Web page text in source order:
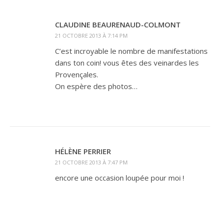
CLAUDINE BEAURENAUD-COLMONT
21 OCTOBRE 2013 À 7:14 PM
C’est incroyable le nombre de manifestations
dans ton coin! vous êtes des veinardes les
Provençales.
On espère des photos…
HÉLÈNE PERRIER
21 OCTOBRE 2013 À 7:47 PM
encore une occasion loupée pour moi !